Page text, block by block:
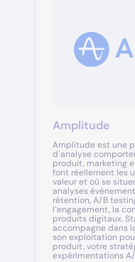
Amplitude
Amplitude est une
d’analyse
produit, marketing
font réellement les
valeur et où se
analyses
rétention, A/B
l’engagement, la
produits digitaux.
accompagne dans
son exploitation
produit, votre
expérimentations